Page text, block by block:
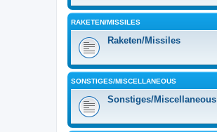
RAKETEN/MISSILES
Raketen/Missiles
SONSTIGES/MISCELLANEOUS
Sonstiges/Miscellaneous